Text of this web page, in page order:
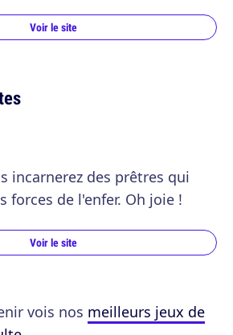
Voir le site
incarnerez des prêtres qui
forces de l'enfer. Oh joie !
Voir le site
vois nos meilleurs jeux de